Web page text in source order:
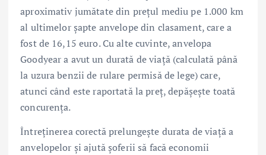
aproximativ jumătate din prețul mediu pe 1.000 km
al ultimelor șapte anvelope din clasament, care a
fost de 16,15 euro. Cu alte cuvinte, anvelopa
Goodyear a avut un durată de viață (calculată până
la uzura benzii de rulare permisă de lege) care,
atunci când este raportată la preț, depășește toată
concurența.
Întreținerea corectă prelungește durata de viață a
anvelopelor și ajută șoferii să facă economii